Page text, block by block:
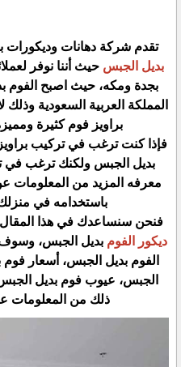
تقدم شركة دهانات
بديل الجبس حيث أننا نوفر
بجدة ومكه، حيث اصبح الفوم
المملكة العربية السعودية
براويز فوم كثيرة
فإذا كنت ترغب في تركيب
بديل الجبس ولكنك ترغب في
معرفه المزيد من المعلومات
باستخدامه في
فنحن سنساعدك في هذا
ديكور الفومبديل الجبس، وسوف
الفوم بديل الجبس، أسعار
الجبس، عيوب فوم بديل
ذلك من المعلومات